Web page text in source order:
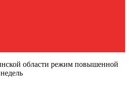
области режим повышенной